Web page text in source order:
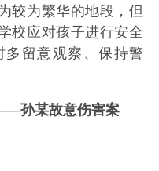
较为繁华的地段，但
校应对孩子进行安全
留意观察、保持警
孙某故意伤害案